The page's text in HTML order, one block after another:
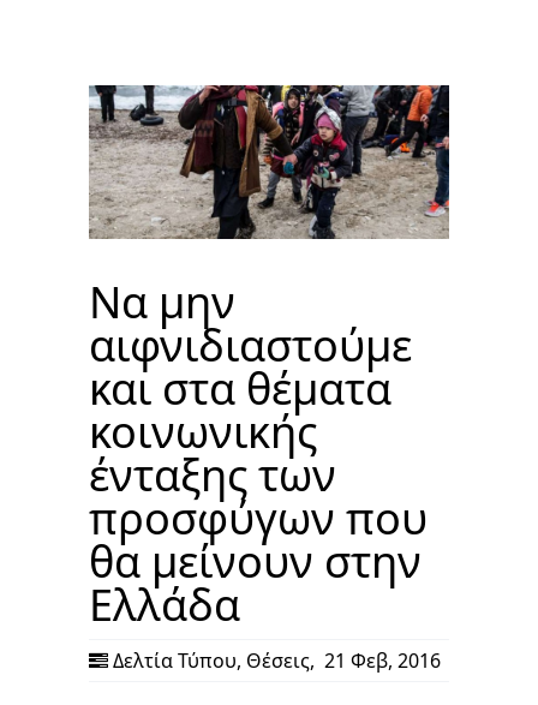
Να μην
αιφνιδιαστούμε
και στα θέματα
κοινωνικής
ένταξης των
προσφύγων που
θα μείνουν στην
Ελλάδα
Δελτία Τύπου, Θέσεις, 21 Φεβ, 2016